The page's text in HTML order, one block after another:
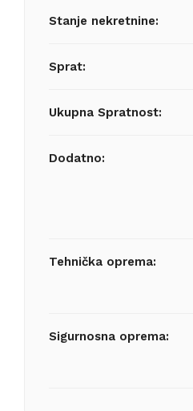
Stanje nekretnine:
Sprat:
Ukupna Spratnost:
Dodatno:
Tehnička oprema:
Sigurnosna oprema: